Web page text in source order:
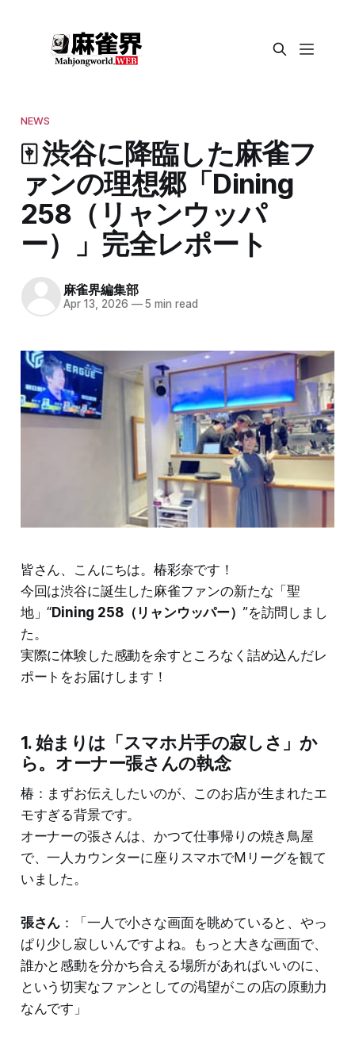
NEWS
🀄️ 渋谷に降臨した麻雀フ
ァンの理想郷「Dining
258（リャンウッパ
ー）」完全レポート
麻雀界編集部
Apr 13, 2026 —5 min read
皆さん、こんにちは。椿彩奈です！
今回は渋谷に誕生した麻雀ファンの新たな「聖
地」“Dining 258（リャンウッパー） ”を訪問しまし
た。
実際に体験した感動を余すところなく詰め込んだレ
ポートをお届けします！
1. 始まりは「スマホ片手の寂しさ」か
ら。オーナー張さんの執念
椿：まずお伝えしたいのが、このお店が生まれたエ
モすぎる背景です。
オーナーの張さんは、かつて仕事帰りの焼き鳥屋
で、一人カウンターに座りスマホでMリーグを観て
いました。
張さん ：「一人で小さな画面を眺めていると、やっ
ぱり少し寂しいんですよね。もっと大きな画面で、
誰かと感動を分かち合える場所があればいいのに、
という切実なファンとしての渇望がこの店の原動力
なんです」